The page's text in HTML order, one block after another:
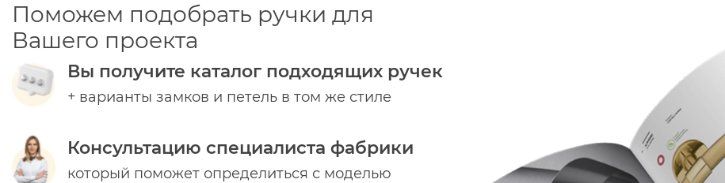
Поможем подобрать ручки для
Вашего проекта
Вы получите каталог подходящих ручек
+ варианты замков и петель в том же стиле
Консультацию специалиста фабрики
который поможет определиться с моделью